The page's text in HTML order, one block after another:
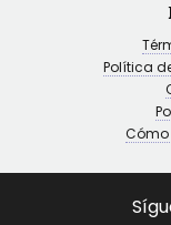
Política